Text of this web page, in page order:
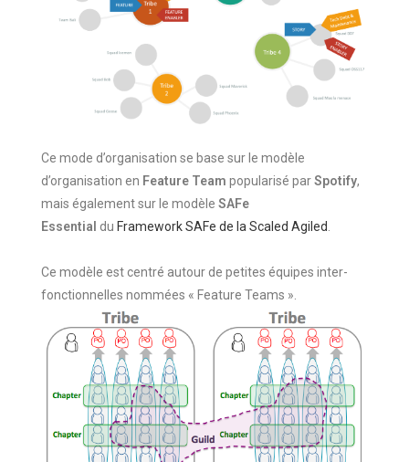
Ce mode d’organisation se base sur le modèle
d’organisation en Feature Team popularisé parSpotify,
mais également sur le modèle SAFe
Essential du Framework SAFe de la Scaled Agiled
Ce modèle est centré autour de petites équipes inter-
fonctionnelles nommées « Feature Teams ».